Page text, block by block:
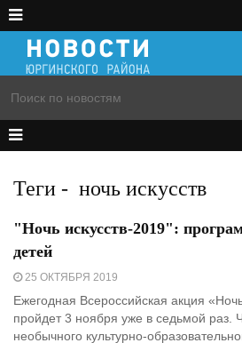
Теги - ночь искусств
"Ночь искусств-2019":
детей
25 ОКТЯБРЯ 2019
Ежегодная Всероссийская акция
пройдет 3 ноября уже в седьмой раз.
необычного культурно-